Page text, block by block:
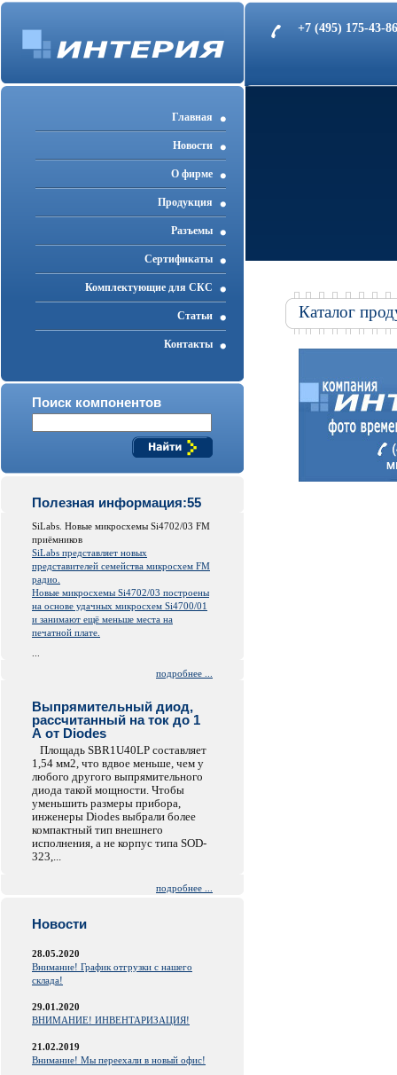
+7 (495) 175-43-
Главная
Новости
О фирме
Продукция
Разъемы
Cертификаты
Комплектующие для СКС
Статьи
Контакты
Поиск компонентов
Полезная информация:55
SiLabs. Новые микросхемы Si4702/03 FM
приёмников
SiLabs представляет новых
представителей семейства микросхем FM
радио.
Новые микросхемы Si4702/03 построены
на основе удачных микросхем Si4700/01
и занимают ещё меньше места на
печатной плате.
подробнее ...
Выпрямительный диод,
рассчитанный на ток до 1
А от Diodes
Площадь SBR1U40LP составляет
1,54 мм2, что вдвое меньше, чем у
любого другого выпрямительного
диода такой мощности. Чтобы
уменьшить размеры прибора,
инженеры Diodes выбрали более
компактный тип внешнего
исполнения, а не корпус типа SOD-
323,...
подробнее ...
Новости
28.05.2020
Внимание! График отгрузки с нашего
склада!
29.01.2020
ВНИМАНИЕ! ИНВЕНТАРИЗАЦИЯ!
21.02.2019
Внимание! Мы переехали в новый офис!
Каталог